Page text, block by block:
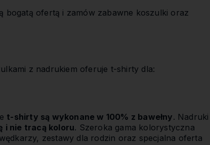
bogatą ofertą i zamów zabawne koszulki oraz
z nadrukiem oferuje t-shirty dla:
t-shirty są wykonane w 100% z bawełny. Nadruki
i nie tracą koloru. Szeroka gama kolorystyczna
zestawy dla rodzin oraz specjalna oferta